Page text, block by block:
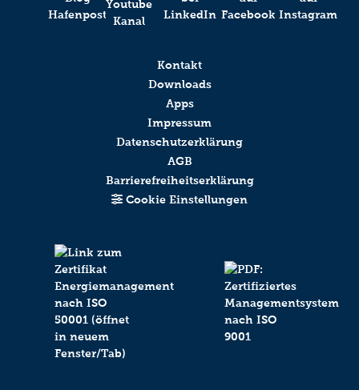
Kontakt
Downloads
Apps
Impressum
Datenschutzerklärung
AGB
Barrierefreiheitserklärung
Cookie Einstellungen